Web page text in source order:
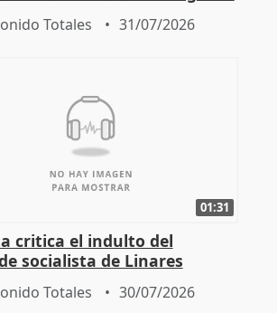
en Málaga
Totales 31/07/2026
01:31
critica el indulto del
socialista de Linares
por corrupción"
Totales 30/07/2026